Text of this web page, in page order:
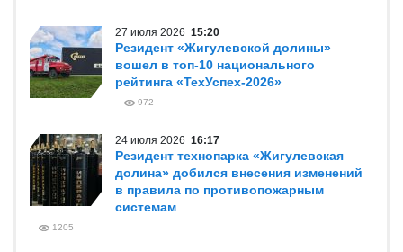
27 июля 2026 15:20
Резидент «Жигулевской долины»
вошел в топ-10 национального
рейтинга «ТехУспех-2026»
972
24 июля 2026 16:17
Резидент технопарка «Жигулевская
долина» добился внесения изменений
в правила по противопожарным
системам
1205